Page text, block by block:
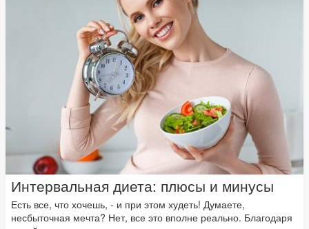
Интервальная диета: плюсы и минусы
Есть все, что хочешь, - и при этом худеть! Думаете,
несбыточная мечта? Нет, все это вполне реально. Благодаря